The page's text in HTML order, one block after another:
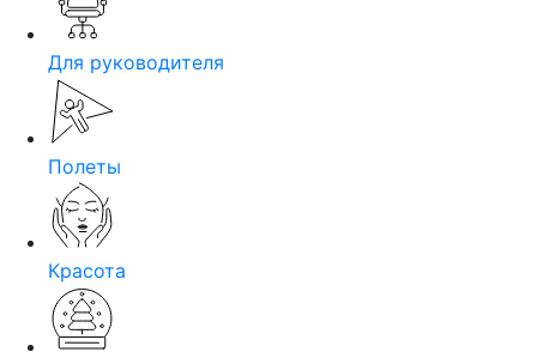
Для руководителя
Полеты
Красота